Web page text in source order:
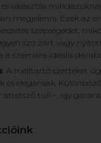
választás
megjelenni. Ezek az
szépségedet,
szó zárt vagy
számára ideális
: A melltartó szetteket
és elegánsak.
áttetsző tüll –, így